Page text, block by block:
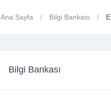
Ana Sayfa Bilgi Bankası
Bilgi Bankası